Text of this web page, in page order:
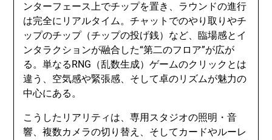
ンターフェース上でチップを置き、ラウンドの進行
は完全にリアルタイム。チャットでのやり取りやチ
ップのチップ（チップの投げ銭）など、臨場感とイ
ンタラクションが融合した“第二のフロア”が広が
る。単なるRNG（乱数生成）ゲームのクリックとは
違う、空気感や緊張感、そして卓のリズムが魅力の
中心にある。
こうしたリアリティは、専用スタジオの照明・音
響、複数カメラの切り替え、そしてカードやルーレ